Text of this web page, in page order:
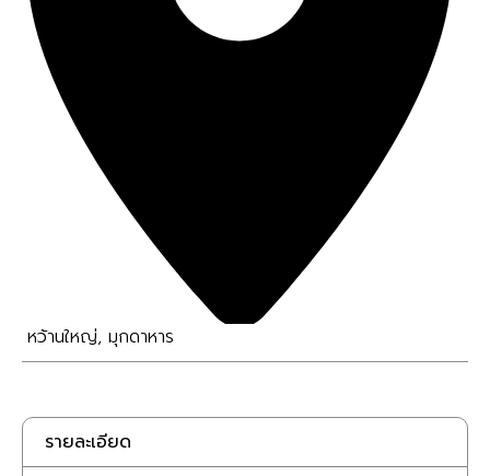
หว้านใหญ่, มุกดาหาร
รายละเอียด